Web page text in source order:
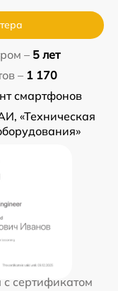
– 5 лет
– 1 170
смартфонов
«Техническая
сертификатом